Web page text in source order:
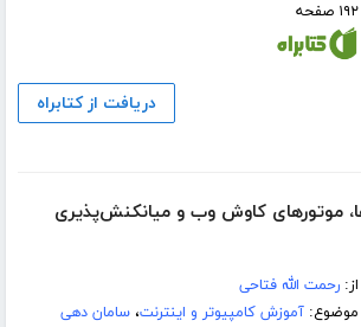
۱۹۲ صفحه
دریافت از کتابراه
موتورهای کاوش وب و میانکنش‌پذیری
از:رحمت الله فتاحی
موضوع:آموزش کامپیوتر و اینترنت،سامان دهی